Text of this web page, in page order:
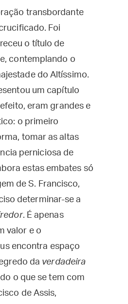
transbordante
Foi
o título de
contemplando o
do Altíssimo.
um capítulo
eram grandes e
o primeiro
tomar as altas
perniciosa de
estas embates só
de S. Francisco,
determinar-se a
. É apenas
valor e o
encontra espaço
da verdadeira
o que se tem com
de Assis,